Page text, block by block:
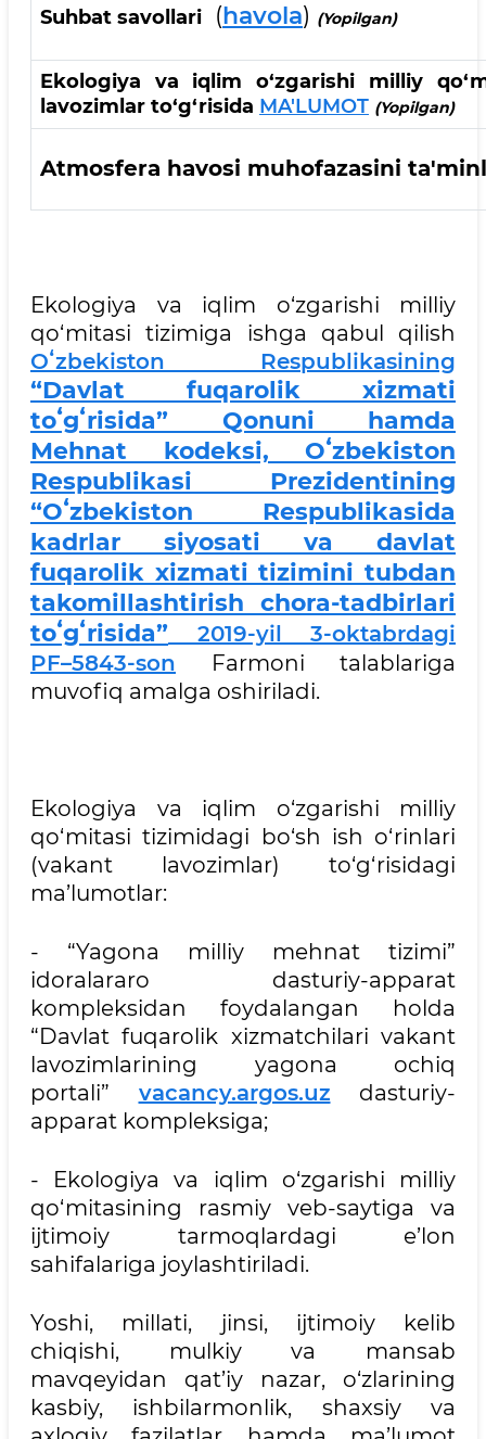
Suhbat savollari
(havola) (Yopilgan)
Ekologiya va iqlim o‘zgarishi milliy
lavozimlar to‘g‘risida MA'LUMOT (Yopilgan)
Atmosfera havosi muhofazasini
Ekologiya va iqlim o‘zgarishi milliy
qo‘mitasi tizimiga ishga qabul qilish
Oʻzbekiston Respublikasining
“Davlat fuqarolik xizmati
toʻgʻrisida” Qonuni hamda
Mehnat kodeksi, Oʻzbekiston
Respublikasi Prezidentining
“Oʻzbekiston Respublikasida
kadrlar siyosati va davlat
fuqarolik xizmati tizimini tubdan
takomillashtirish chora-tadbirlari
toʻgʻrisida” 2019-yil 3-oktabrdagi
PF–5843-son Farmoni talablariga
muvofiq amalga oshiriladi.
Ekologiya va iqlim o‘zgarishi milliy
qo‘mitasi tizimidagi bo‘sh ish o‘rinlari
(vakant lavozimlar) to‘g‘risidagi
ma’lumotlar:
- “Yagona milliy mehnat tizimi”
idoralararo dasturiy-apparat
kompleksidan foydalangan holda
“Davlat fuqarolik xizmatchilari vakant
lavozimlarining yagona ochiq
portali” vacancy.argos.uz dasturiy-
apparat kompleksiga;
- Ekologiya va iqlim o‘zgarishi milliy
qo‘mitasining rasmiy veb-saytiga va
ijtimoiy tarmoqlardagi e’lon
sahifalariga joylashtiriladi.
Yoshi, millati, jinsi, ijtimoiy kelib
chiqishi, mulkiy va mansab
mavqeyidan qat’iy nazar, o‘zlarining
kasbiy, ishbilarmonlik, shaxsiy va